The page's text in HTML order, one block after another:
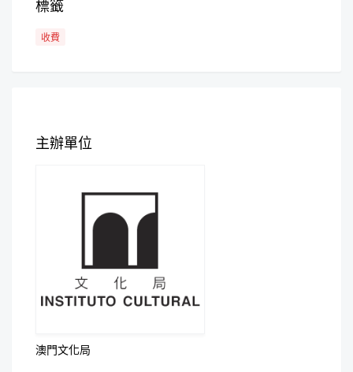
標籤
收費
主辦單位
澳門文化局